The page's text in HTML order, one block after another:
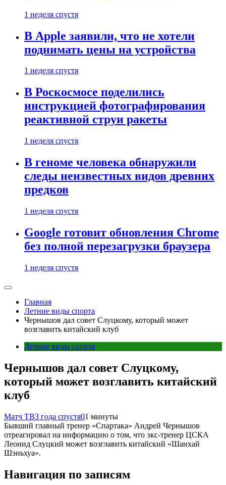
1 неделя спустя
В Apple заявили, что не хотели
поднимать цены на устройства
1 неделя спустя
В Роскосмосе поделились
инструкцией фотографирования
реактивной струи ракеты
1 неделя спустя
В геноме человека обнаружили
следы неизвестных видов древних
предков
1 неделя спустя
Google готовит обновления Chrome
без полной перезагрузки браузера
1 неделя спустя
Главная
Летние виды спорта
Чернышов дал совет Слуцкому, который может
возглавить китайский клуб
Летние виды спорта
Чернышов дал совет Слуцкому,
который может возглавить китайский
клуб
Матч ТВ3 года спустя01 минуты
Бывший главный тренер «Спартака» Андрей Чернышов
отреагировал на информацию о том, что экс‑тренер ЦСКА
Леонид Слуцкий может возглавить китайский «Шанхай
Шэньхуа».
Навигация по записям